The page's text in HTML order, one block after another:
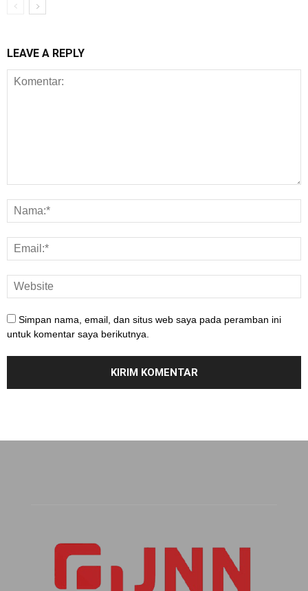
LEAVE A REPLY
Simpan nama, email, dan situs web saya pada peramban ini
untuk komentar saya berikutnya.